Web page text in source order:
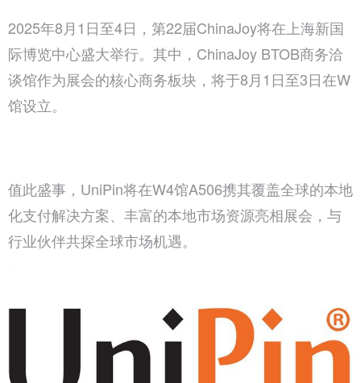
2025年8月1日至4日，第22届ChinaJoy将在上海新国
际博览中心盛大举行。其中，ChinaJoy BTOB商务洽
谈馆作为展会的核心商务板块，将于8月1日至3日在W
馆设立。
值此盛事，UniPin将在W4馆A506携其覆盖全球的本地
化支付解决方案、丰富的本地市场资源亮相展会，与
行业伙伴共探全球市场机遇。